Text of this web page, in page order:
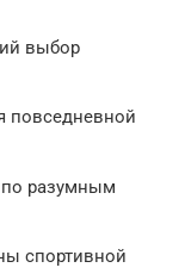
выбор
повседневной
по разумным
спортивной